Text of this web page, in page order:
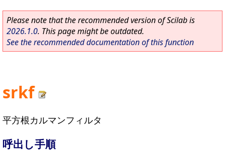
Please note that the recommended version of Scilab is
2026.1.0. This page might be outdated.
See the recommended documentation of this function
srkf
平方根カルマンフィルタ
呼出し手順